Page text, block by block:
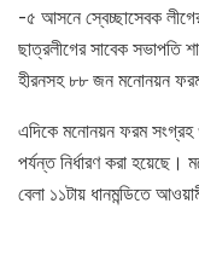
-৫ আসনে স্বেচ্ছাসেবক
ছাত্রলীগের সাবেক
হীরনসহ ৮৮ জন মনোনয়ন
এদিকে মনোনয়ন ফরম সংগ্রহ
পর্যন্ত নির্ধারণ করা হয়েছে।
বেলা ১১টায় ধানমন্ডিতে